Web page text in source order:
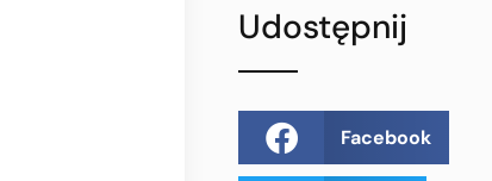
Udostępnij
Facebook